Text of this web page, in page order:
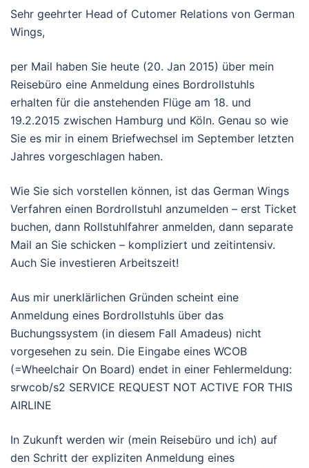
Sehr geehrter Head of Cutomer Relations von German
Wings,
per Mail haben Sie heute (20. Jan 2015) über mein
Reisebüro eine Anmeldung eines Bordrollstuhls
erhalten für die anstehenden Flüge am 18. und
19.2.2015 zwischen Hamburg und Köln. Genau so wie
Sie es mir in einem Briefwechsel im September letzten
Jahres vorgeschlagen haben.
Wie Sie sich vorstellen können, ist das German Wings
Verfahren einen Bordrollstuhl anzumelden – erst Ticket
buchen, dann Rollstuhlfahrer anmelden, dann separate
Mail an Sie schicken – kompliziert und zeitintensiv.
Auch Sie investieren Arbeitszeit!
Aus mir unerklärlichen Gründen scheint eine
Anmeldung eines Bordrollstuhls über das
Buchungssystem (in diesem Fall Amadeus) nicht
vorgesehen zu sein. Die Eingabe eines WCOB
(=Wheelchair On Board) endet in einer Fehlermeldung:
srwcob/s2 SERVICE REQUEST NOT ACTIVE FOR THIS
AIRLINE
In Zukunft werden wir (mein Reisebüro und ich) auf
den Schritt der expliziten Anmeldung eines